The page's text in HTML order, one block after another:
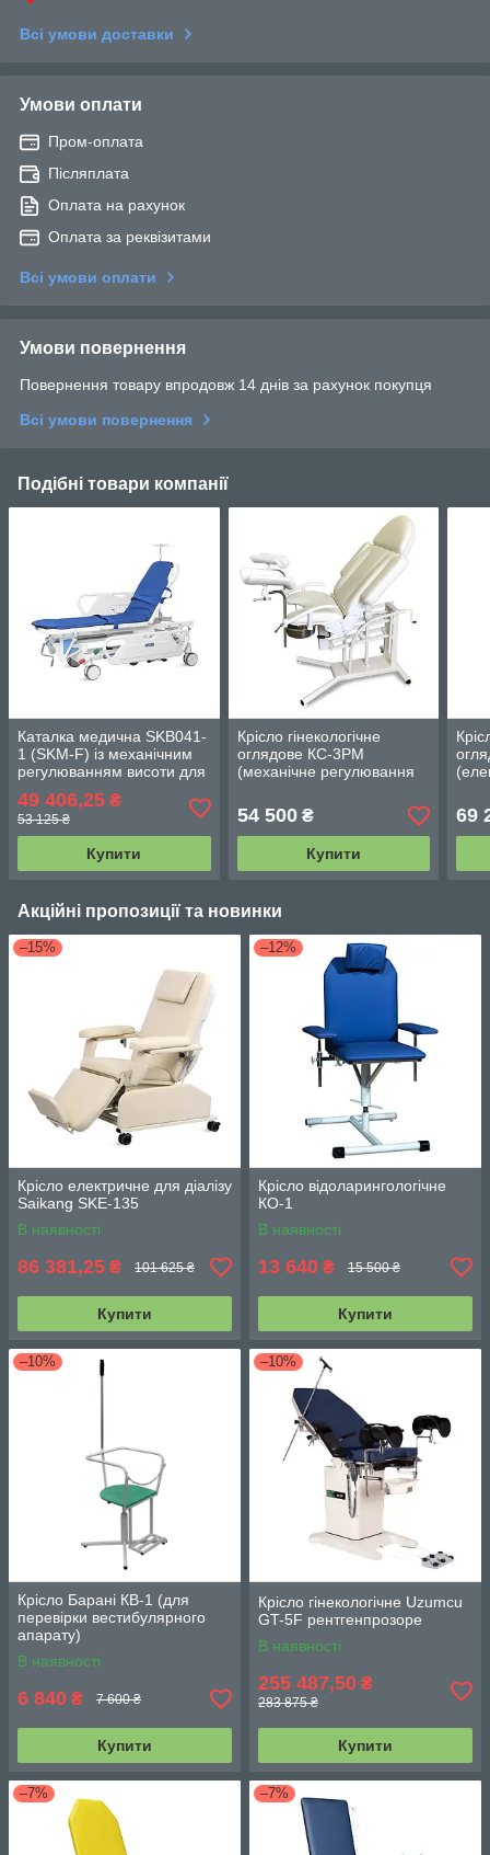
Всі умови доставки
Умови оплати
Пром-оплата
Післяплата
Оплата на рахунок
Оплата за реквізитами
Всі умови оплати
Умови повернення
Повернення товару впродовж 14 днів за рахунок покупця
Всі умови повернення
Подібні товари компанії
Каталка медична SKB041-
1 (SKM-F) із механічним
регулюванням висоти для
транспортування пацієнтів
49 406,25 ₴
53 125 ₴
Купити
Крісло гінекологічне
оглядове КС-3РМ
(механічне регулювання
54 500₴
Купити
69
Акційні пропозиції та новинки
–15%
Крісло електричне для діалізу
Saikang SKE-135
В наявності
86 381,25 ₴ 101 625 ₴
Купити
–12%
Крісло відоларингологічне
КО-1
В наявності
13 640 ₴ 15 500 ₴
Купити
–10%
Крісло Барані КВ-1 (для
перевірки вестибулярного
апарату)
В наявності
6 840 ₴ 7 600 ₴
Купити
–10%
Крісло гінекологічне Uzumcu
GT-5F рентгенпрозоре
В наявності
255 487,50 ₴
283 875 ₴
Купити
–7% –7%